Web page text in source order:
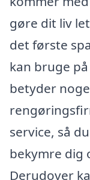
gøre dit liv
det første
kan bruge
betyder
service, så
bekymre dig
Derudover